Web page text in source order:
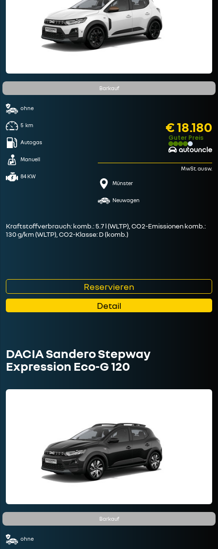
Barkauf
ohne
5 km
Autogas
Manuell
84 KW
€ 18.180
Guter Preis
MwSt. ausw.
Münster
Neuwagen
Kraftstoffverbrauch: komb.: 5.7 l (WLTP), CO2-Emissionen komb.:
130 g/km (WLTP), CO2-Klasse: D (komb.)
Reservieren
Detail
DACIA Sandero Stepway
Expression Eco-G 120
Barkauf
ohne